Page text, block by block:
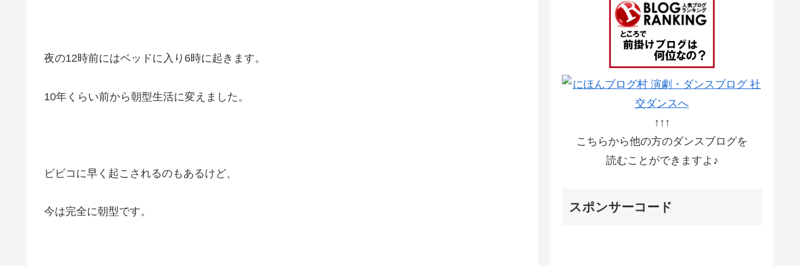
夜の12時前にはベッドに入り6時に起きます。
10年くらい前から朝型生活に変えました。
ビビコに早く起こされるのもあるけど、
今は完全に朝型です。
↑↑↑
こちらから他の方のダンスブログを
読むことができますよ♪
スポンサーコード